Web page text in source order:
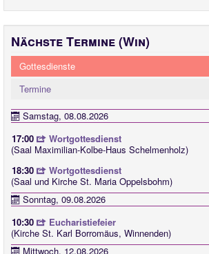
Nächste Termine (Win)
Gottesdienste
Termine
Samstag, 08.08.2026
17:00
Wortgottesdienst
(Saal Maximilian-Kolbe-Haus Schelmenholz)
18:30
Wortgottesdienst
(Saal und Kirche St. Maria Oppelsbohm)
Sonntag, 09.08.2026
10:30
Eucharistiefeier
(Kirche St. Karl Borromäus, Winnenden)
Mittwoch, 12.08.2026